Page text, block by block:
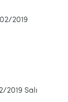
2019
2019 Salı